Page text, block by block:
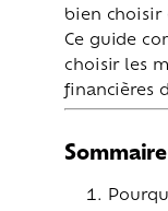
bien choisir
Ce guide
choisir les
financières
Sommaire